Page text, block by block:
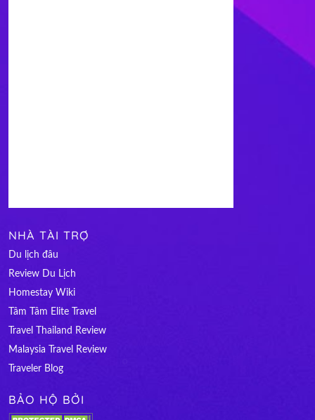
NHÀ TÀI TRỢ
Du lịch đâu
Review Du Lịch
Homestay Wiki
Tâm Tâm Elite Travel
Travel Thailand Review
Malaysia Travel Review
Traveler Blog
BẢO HỘ BỞI